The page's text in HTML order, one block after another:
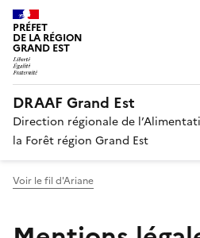
PRÉFET
DE LA RÉGION
GRAND EST
DRAAF Grand Est
Direction régionale de
la Forêt région Grand Est
Voir le fil d'Ariane